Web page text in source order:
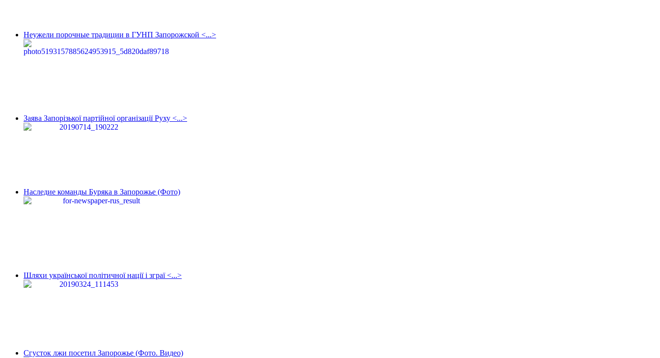
Неужели порочные традиции в ГУНП Запорожской <...>
Заява Запорізької партійної організації Руху <...>
Наследие команды Буряка в Запорожье (Фото)
Шляхи української політичної нації і зграї <...>
Сгусток лжи посетил Запорожье (Фото. Видео)